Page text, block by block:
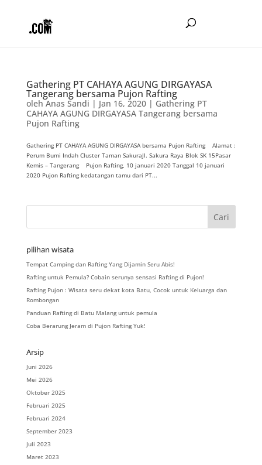
Gathering PT CAHAYA AGUNG DIRGAYASA
Tangerang bersama Pujon Rafting
olehAnas Sandi | Jan 16, 2020| Gathering PT
CAHAYA AGUNG DIRGAYASA Tangerang bersama
Pujon Rafting
Gathering PT CAHAYA AGUNG DIRGAYASA bersama Pujon Rafting Alamat :
Perum Bumi Indah Cluster Taman SakuraJl. Sakura Raya Blok SK 15Pasar
Kemis – Tangerang Pujon Rafting, 10 januari 2020 Tanggal 10 januari
2020 Pujon Rafting kedatangan tamu dari PT...
pilihan wisata
Tempat Camping dan Rafting Yang Dijamin Seru Abis!
Rafting untuk Pemula? Cobain serunya sensasi Rafting di Pujon!
Rafting Pujon : Wisata seru dekat kota Batu, Cocok untuk Keluarga dan
Rombongan
Panduan Rafting di Batu Malang untuk pemula
Coba Berarung Jeram di Pujon Rafting Yuk!
Arsip
Juni 2026
Mei 2026
Oktober 2025
Februari 2025
Februari 2024
September 2023
Juli 2023
Maret 2023